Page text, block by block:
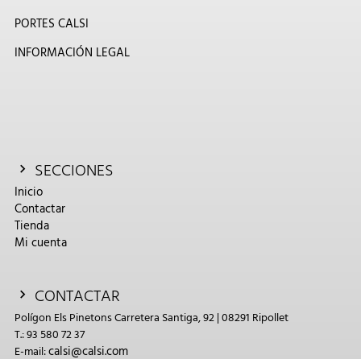
PORTES CALSI
INFORMACIÓN LEGAL
SECCIONES
Inicio
Contactar
Tienda
Mi cuenta
CONTACTAR
Polígon Els Pinetons Carretera Santiga, 92 | 08291 Ripollet
T.: 93 580 72 37
E-mail:calsi@calsi.com